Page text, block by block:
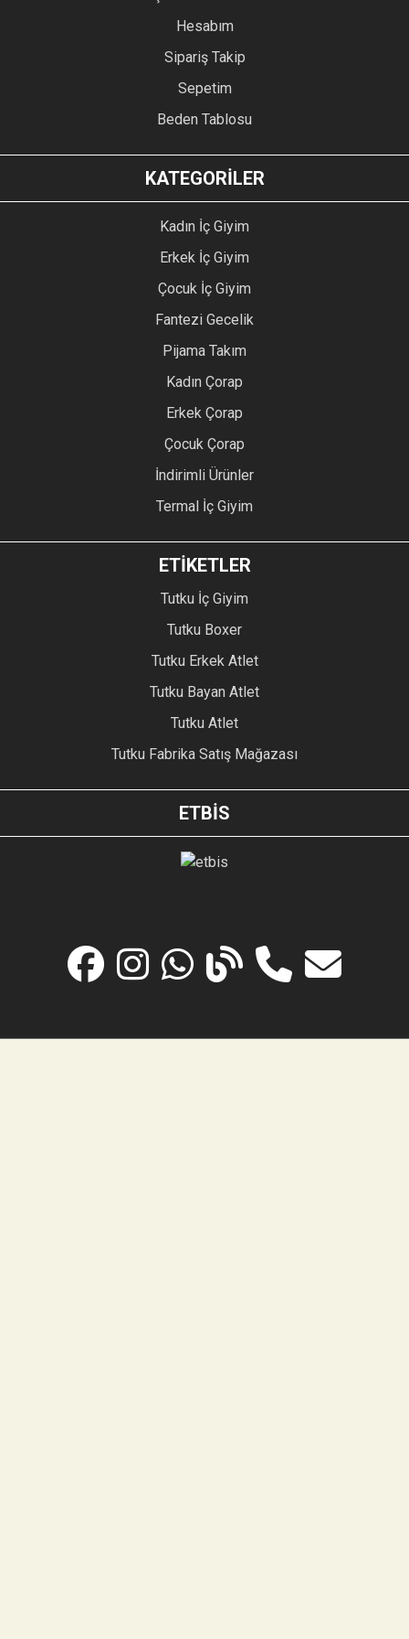
Hesabım
Sipariş Takip
Sepetim
Beden Tablosu
KATEGORİLER
Kadın İç Giyim
Erkek İç Giyim
Çocuk İç Giyim
Fantezi Gecelik
Pijama Takım
Kadın Çorap
Erkek Çorap
Çocuk Çorap
İndirimli Ürünler
Termal İç Giyim
ETİKETLER
Tutku İç Giyim
Tutku Boxer
Tutku Erkek Atlet
Tutku Bayan Atlet
Tutku Atlet
Tutku Fabrika Satış Mağazası
ETBİS